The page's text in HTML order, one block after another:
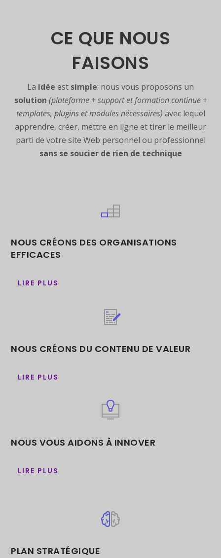
CE QUE NOUS
FAISONS
La idée est simple: nous vous proposons un
solution (plateforme + support et formation continue +
templates, plugins et modules nécessaires) avec lequel
apprendre, créer, mettre en ligne et tirer le meilleur
parti de votre site Web personnel ou professionnel
sans se soucier de rien de technique
NOUS CRÉONS DES ORGANISATIONS
EFFICACES
LIRE PLUS
NOUS CRÉONS DU CONTENU DE VALEUR
LIRE PLUS
NOUS VOUS AIDONS À INNOVER
LIRE PLUS
PLAN STRATÉGIQUE